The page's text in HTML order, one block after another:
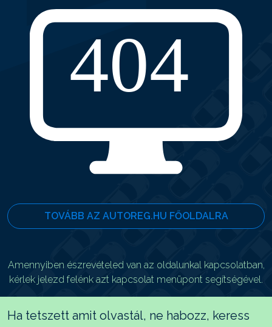
TOVÁBB AZ AUTOREG.HU FŐOLDALRA
Amennyiben észrevételed van az oldalunkal kapcsolatban,
kérlek jelezd felénk azt kapcsolat menüpont segítségével.
Ha tetszett amit olvastál, ne habozz, keress